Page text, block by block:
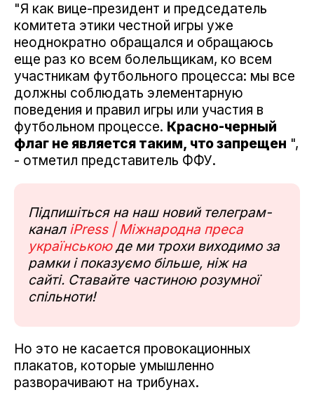
"Я как вице-президент и председатель
комитета этики честной игры уже
неоднократно обращался и обращаюсь
еще раз ко всем болельщикам, ко всем
участникам футбольного процесса: мы все
должны соблюдать элементарную
поведения и правил игры или участия в
футбольном процессе. Красно-черный
флаг не является таким, что запрещен ",
- отметил представитель ФФУ.
Підпишіться на наш новий телеграм-
канал iPress | Міжнародна преса
українськоюде ми трохи виходимо за
рамки і показуємо більше, ніж на
сайті. Ставайте частиною розумної
спільноти!
Но это не касается провокационных
плакатов, которые умышленно
разворачивают на трибунах.